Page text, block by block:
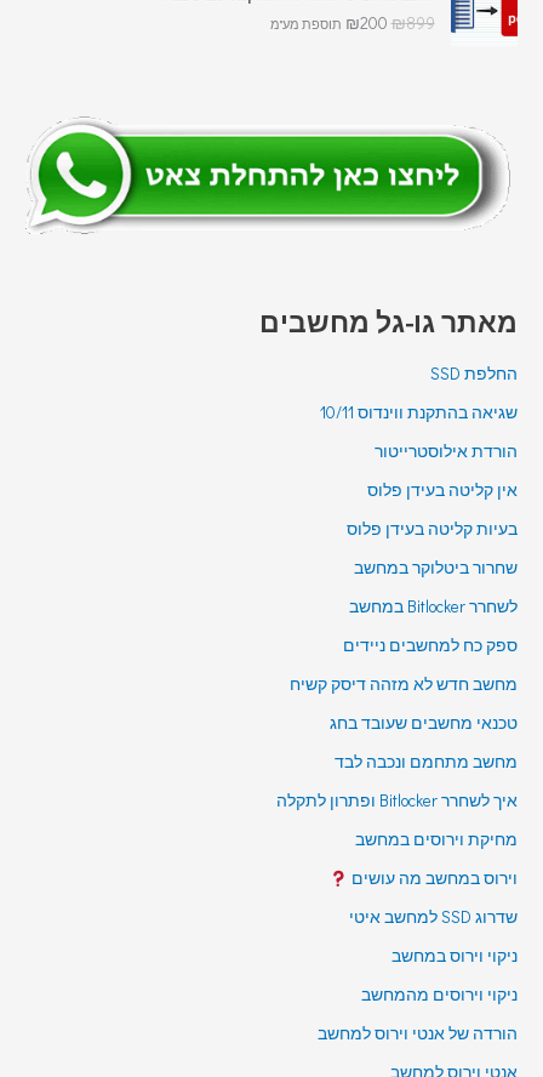
₪899
₪200 תוספת מע"מ
מאתר גו-גל מחשבים
החלפת SSD
שגיאה בהתקנת ווינדוס 10/11
הורדת אילוסטרייטור
אין קליטה בעידן פלוס
בעיות קליטה בעידן פלוס
שחרור ביטלוקר במחשב
לשחרר Bitlocker במחשב
ספק כח למחשבים ניידים
מחשב חדש לא מזהה דיסק קשיח
טכנאי מחשבים שעובד בחג
מחשב מתחמם ונכבה לבד
איך לשחרר Bitlocker ופתרון לתקלה
מחיקת וירוסים במחשב
וירוס במחשב מה עושים
שדרוג SSD למחשב איטי
ניקוי וירוס במחשב
ניקוי וירוסים מהמחשב
הורדה של אנטי וירוס למחשב
אנטי וירוס למחשב